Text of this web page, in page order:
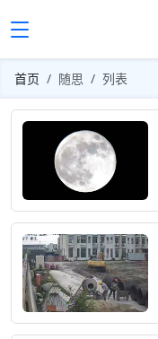
首页 随思 列表